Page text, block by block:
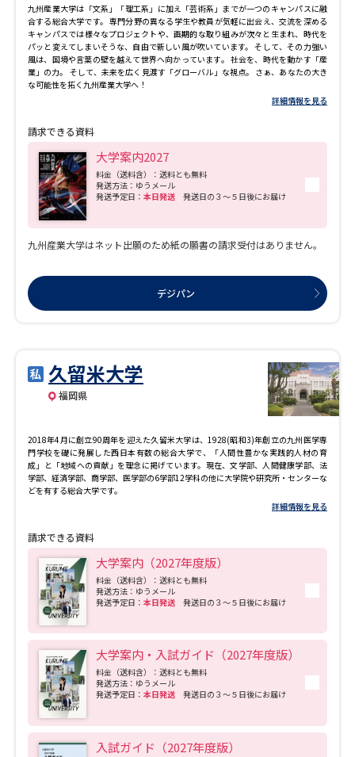
九州産業大学は「文系」「理工系」に加え「芸術系」までが一つのキャンパスに融
合する総合大学です。 専門分野の異なる学生や教員が気軽に出会え、交流を深める
キャンパスでは様々なプロジェクトや、画期的な取り組みが次々と生まれ、時代を
パッと変えてしまいそうな、自由で新しい風が吹いています。 そして、その力強い
風は、国境や言葉の壁を越えて世界へ向かっています。 社会を、時代を動かす「産
業」の力。 そして、未来を広く見渡す「グローバル」な視点。 さぁ、あなたの大き
な可能性を拓く九州産業大学へ！
詳細情報を見る
請求できる資料
大学案内2027
料金（送料含）：送料とも無料
発送方法：ゆうメール
発送予定日： 本日発送 発送日の３～５日後にお届け
九州産業大学はネット出願のため紙の願書の請求受付はありません。
デジパン
久留米大学
福岡県
2018年4月に創立90周年を迎えた久留米大学は、1928(昭和3)年創立の九州医学専
門学校を礎に発展した西日本有数の総合大学で、「人間性豊かな実践的人材の育
成」と「地域への貢献」を理念に掲げています。現在、文学部、人間健康学部、法
学部、経済学部、商学部、医学部の6学部12学科の他に大学院や研究所・センターな
どを有する総合大学です。
詳細情報を見る
請求できる資料
大学案内（2027年度版）
料金（送料含）：送料とも無料
発送方法：ゆうメール
発送予定日： 本日発送 発送日の３～５日後にお届け
大学案内・入試ガイド（2027年度版）
料金（送料含）：送料とも無料
発送方法：ゆうメール
発送予定日： 本日発送 発送日の３～５日後にお届け
入試ガイド（2027年度版）